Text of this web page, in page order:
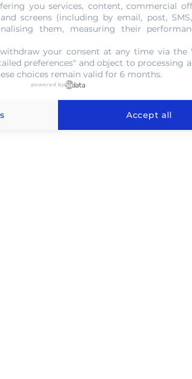
à Meyzieu
you services, content, commercial
screens (including by email, post,
them, measuring their
your consent at any time via the
preferences" and object to processing
choices remain valid for 6 months.
powered by
Accept all